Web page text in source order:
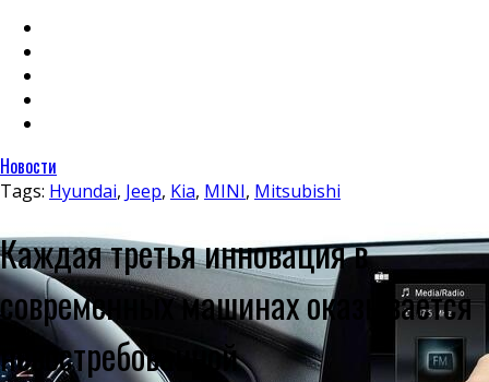
Новости
Tags: Hyundai, Jeep, Kia, MINI, Mitsubishi
Каждая третья инновация в
современных машинах оказывается
невостребованной